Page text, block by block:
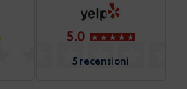
5.0
5 recensioni